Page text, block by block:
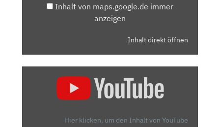
Inhalt von maps.google.de immer
anzeigen
Inhalt direkt öffnen
Hier klicken, um den Inhalt von YouTube